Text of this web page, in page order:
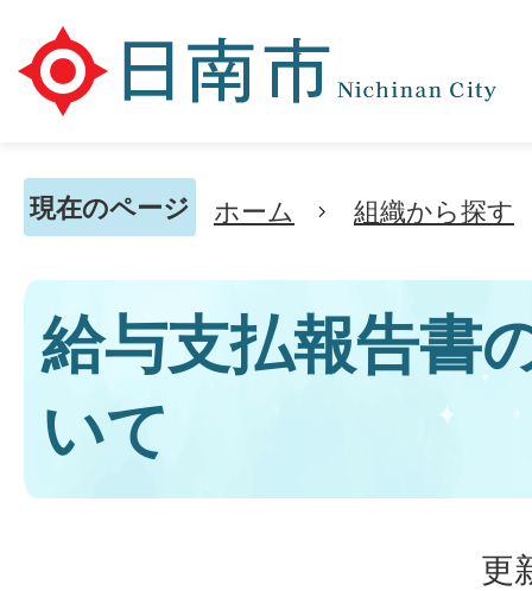
現在のページ ホーム 組織から探す
給与支払報告書
いて
更